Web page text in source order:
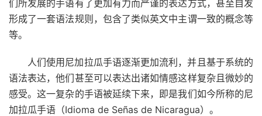
们所发展的手语有了更加有力而严谨的表达方式，甚至自发
形成了一套语法规则，包含了类似英文中主谓一致的概念等
等。
人们使用尼加拉瓜手语逐渐更加流利，并且基于系统的
语法表达，他们甚至可以表达出诸如情感这样复杂且微妙的
感受。这一复杂的手语被延续下来，即是我们如今所称的尼
加拉瓜手语（Idioma de Señas de Nicaragua）。